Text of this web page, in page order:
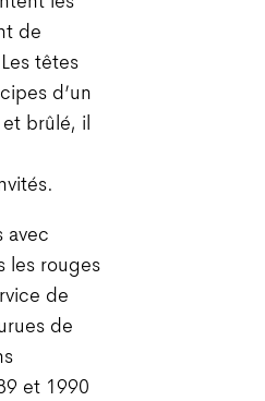
de
têtes
d’un
brûlé, il
avec
les rouges
de
de
et 1990